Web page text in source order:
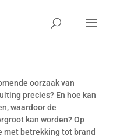
oorzaak van
precies? En hoe kan
waardoor de
kan worden? Op
met betrekking tot brand